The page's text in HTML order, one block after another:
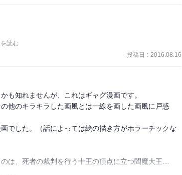
す。
……（ごめんなさい）
気がして、愛嬌がない……とか、思ってしまいまし
あ……と思う感じなので、アニメから入った側の人間
が、実はアニメも途中までしか見たことがない人な
っぱりわかっていませんが……
れからおいかけ始める私は大変、ということだけは心
読む
投稿日 : 2016.08.16
も知れませんが、これはギャグ漫画です。
他のキラキラした画風とは一線を画した画風に戸惑
でした。（話によっては絵の描き方がホラーチックな
は、死者の裁判を行う十王の頂点に立つ閻魔大王…